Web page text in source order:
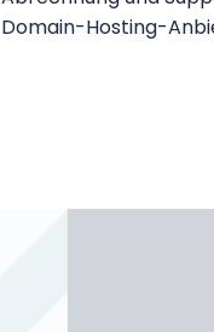
Domain-Hosting-